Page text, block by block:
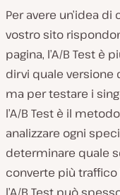
Per avere un’idea
vostro sito
pagina, l’A/B Test è
dirvi quale versione
ma per testare i
l’A/B Test è il
analizzare ogni
determinare quale
converte più traffico